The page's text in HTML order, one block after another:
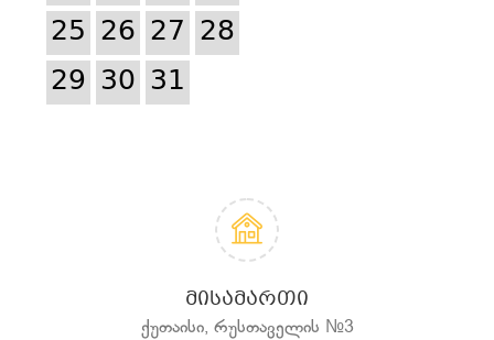
25 26 27 28
29 30 31
ᲛᲘᲡᲐᲛᲐᲠᲗᲘ
ქუთაისი, რუსთაველის №3